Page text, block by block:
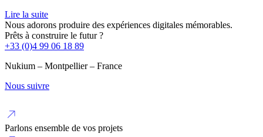
Lire la suite
Nous adorons produire des expériences digitales mémorables.
Prêts à construire le futur ?
+33 (0)4 99 06 18 89
Nukium – Montpellier – France
Nous suivre
Parlons ensemble de vos projets